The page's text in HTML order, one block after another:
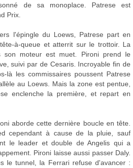
de sa monoplace. Patrese est
Prix.
l'épingle du Loews, Patrese part en
à-queue et atterrit sur le trottoir. La
son moteur est muet. Pironi prend le
suivi par de Cesaris. Incroyable fin de
là les commissaires poussent Patrese
au Loews. Mais la zone est pentue,
enclenche la première, et repart en
aborde cette dernière boucle en tête.
cependant à cause de la pluie, sauf
le leader et double de Angelis qui a
Pironi laisse aussi passer Daly.
le tunnel, la Ferrari refuse d'avancer :